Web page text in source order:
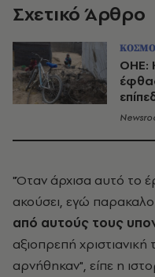
Σχετικό Άρθρο
ΟΗΕ:
"Όταν άρχισα αυτό το
ακούσει, εγώ
από αυτούς τους
αξιοπρεπή
αρνήθηκαν", είπε η